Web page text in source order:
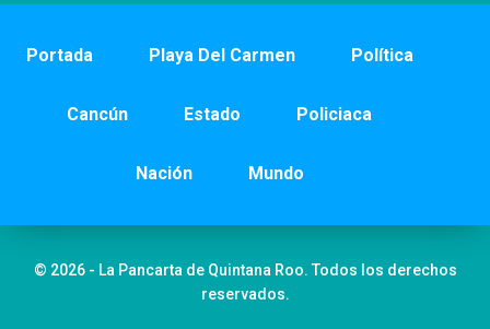
Portada Playa Del Carmen Política
Cancún Estado Policiaca
Nación Mundo
© 2026 - La Pancarta de Quintana Roo. Todos los derechos
reservados.